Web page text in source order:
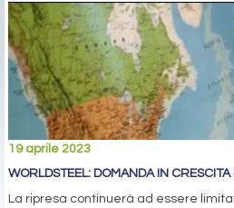
19 aprile 2023
WORLDSTEEL: DOMANDA IN
La ripresa continuerà ad essere